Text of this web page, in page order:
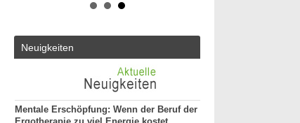
Neuigkeiten
Mentale Erschöpfung: Wenn der Beruf der